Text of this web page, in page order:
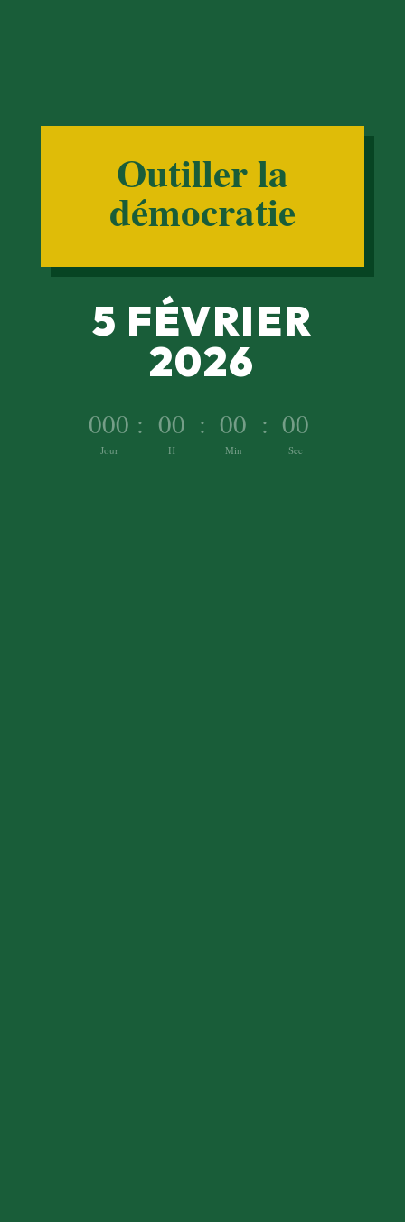
Outiller la
démocratie
5 FÉVRIER
2026
000
Jour
: 00
H
: 00
Min
: 00
Sec